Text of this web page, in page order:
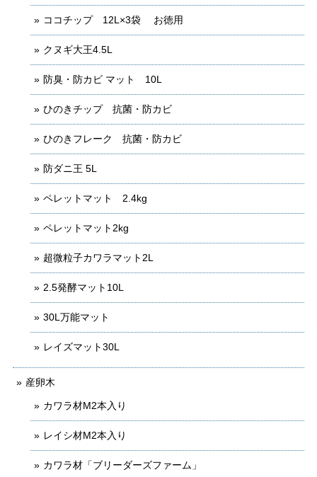
ココチップ 12L×3袋 お徳用
クヌギ大王4.5L
防臭・防カビ マット 10L
ひのきチップ 抗菌・防カビ
ひのきフレーク 抗菌・防カビ
防ダニ王 5L
ペレットマット 2.4kg
ペレットマット2kg
超微粒子カワラマット2L
2.5発酵マット10L
30L万能マット
レイズマット30L
産卵木
カワラ材M2本入り
レイシ材M2本入り
カワラ材「ブリーダーズファーム」